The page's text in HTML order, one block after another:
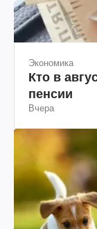
Экономика
Кто в
пенсии
Вчера